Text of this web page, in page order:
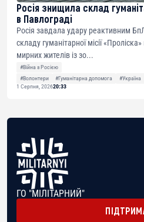
Росія знищила склад
в Павлограді
Росія завдала удару реактивним
складу гуманітарної місії
мирних жителів із зо...
#Війна з Росією
#Волонтери
#Гуманітарна допомога #Україна
1 Серпня, 202620:33
ГО "МІЛІТАРНИЙ"